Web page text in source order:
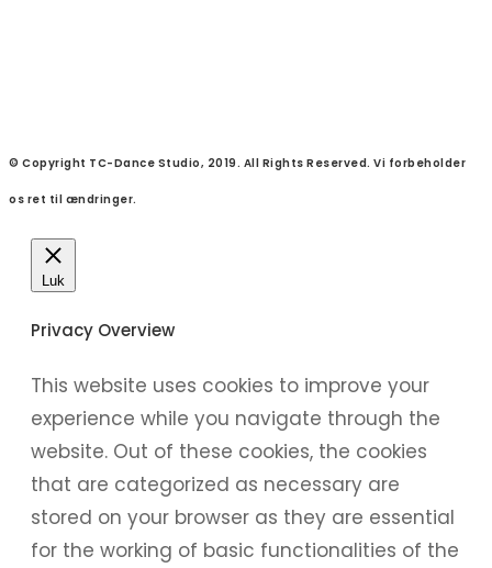
© Copyright TC-Dance Studio, 2019. All Rights Reserved. Vi forbeholder
os ret til ændringer.
Luk
Privacy Overview
This website uses cookies to improve your
experience while you navigate through the
website. Out of these cookies, the cookies
that are categorized as necessary are
stored on your browser as they are essential
for the working of basic functionalities of the